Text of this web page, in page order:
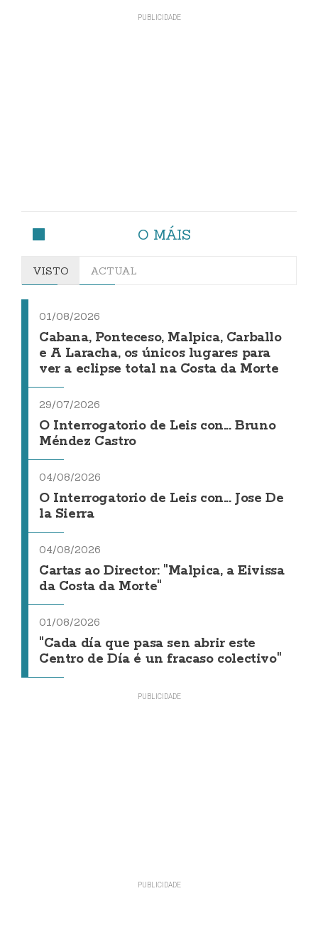
O MÁIS
VISTO ACTUAL
01/08/2026
Cabana, Ponteceso, Malpica, Carballo
e A Laracha, os únicos lugares para
ver a eclipse total na Costa da Morte
29/07/2026
O Interrogatorio de Leis con... Bruno
Méndez Castro
04/08/2026
O Interrogatorio de Leis con... Jose De
la Sierra
04/08/2026
Cartas ao Director: "Malpica, a Eivissa
da Costa da Morte"
01/08/2026
"Cada día que pasa sen abrir este
Centro de Día é un fracaso colectivo"